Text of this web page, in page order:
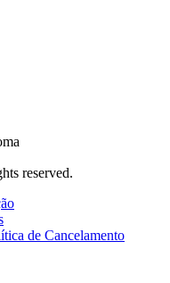
reserved.
de Cancelamento